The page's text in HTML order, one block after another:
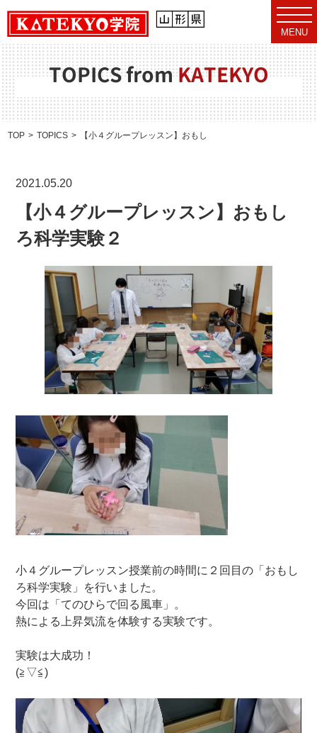
t
o
g
g
l
e
n
v
i
g
MENU
TOPICS fromKATEKYO
TOP TOPICS 【小４グループレッスン】おもしろ科学実験２
2021.05.20
【小４グループレッスン】おもし
ろ科学実験２
小４グループレッスン授業前の時間に２回目の「おもし
ろ科学実験」を行いました。
今回は「てのひらで回る風車」。
熱による上昇気流を体験する実験です。
実験は大成功！
(≧▽≦)
画